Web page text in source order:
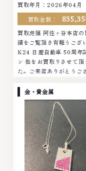
買取年月：2026年04月
買取金額：
買取虎福 阿佐ヶ谷本店の
績をご覧頂き有難うござ
K24 日産自動車 50周年
ン 他をお買取りさせて頂
た。ご来店ありがとうご
ラチナ ダイヤモンド ブラ
ブランド衣類 お酒買取り
なら、お任せくださいな
金・プラチナ等のアクセ
貴金属・宝石・ダイヤモ
ュエリーや ブランド品・
は特に自信を持って、高
実現しております。 古く
なくなってしまったアク
金・貴金属